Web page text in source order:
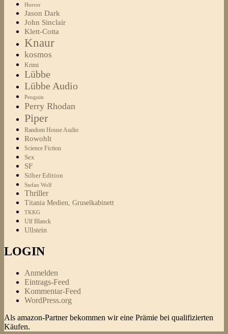
Horror
Jason Dark
John Sinclair
Klett-Cotta
Knaur
kosmos
Krimi
Lübbe
Lübbe Audio
Penguin
Perry Rhodan
Piper
Random House Audio
Rowohlt
Science Fiction
Sex
SF
Silber Edition
Stefan Wolf
Thriller
Titania Medien, Gruselkabinett
TKKG
Ulf Blanck
Ullstein
LOGIN
Anmelden
Eintrags-Feed
Kommentar-Feed
WordPress.org
Als amazon-Partner bekommen wir eine Prämie bei qualifizierten
Käufen.